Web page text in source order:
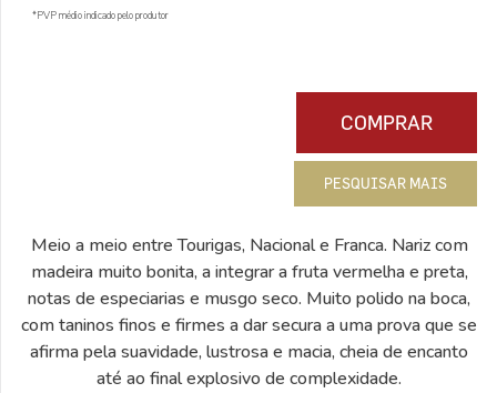
*PVP médio indicado pelo produtor
COMPRAR
PESQUISAR MAIS
Meio a meio entre Tourigas, Nacional e Franca. Nariz com
madeira muito bonita, a integrar a fruta vermelha e preta,
notas de especiarias e musgo seco. Muito polido na boca,
com taninos finos e firmes a dar secura a uma prova que se
afirma pela suavidade, lustrosa e macia, cheia de encanto
até ao final explosivo de complexidade.